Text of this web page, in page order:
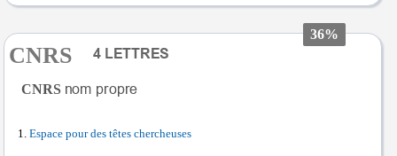
36%
CNRS
CNRS
Espace pour des têtes chercheuses